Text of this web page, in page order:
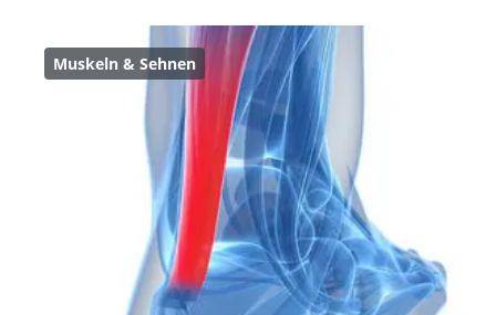
Muskeln & Sehnen